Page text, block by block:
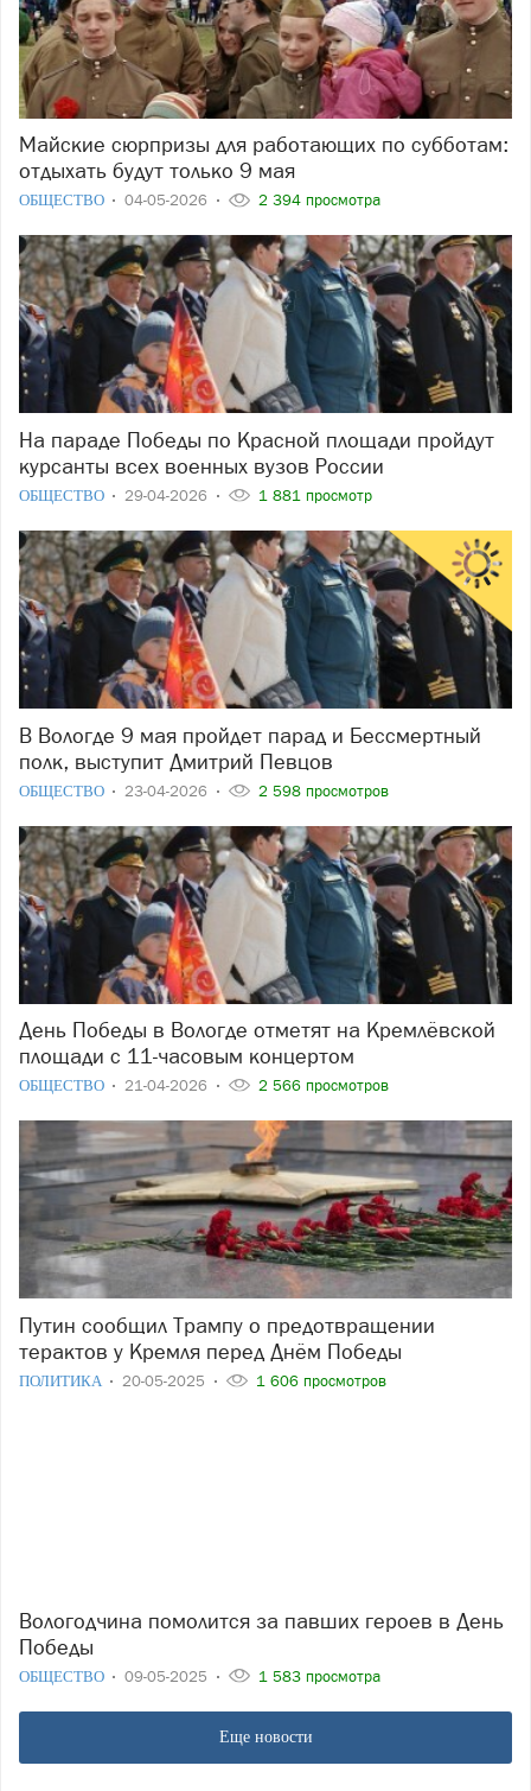
Майские сюрпризы для работающих по субботам:
отдыхать будут только 9 мая
ОБЩЕСТВО 04-05-2026 2 394 просмотра
На параде Победы по Красной площади пройдут
курсанты всех военных вузов России
ОБЩЕСТВО 29-04-2026 1 881 просмотр
В Вологде 9 мая пройдет парад и Бессмертный
полк, выступит Дмитрий Певцов
ОБЩЕСТВО 23-04-2026 2 598 просмотров
День Победы в Вологде отметят на Кремлёвской
площади с 11-часовым концертом
ОБЩЕСТВО 21-04-2026 2 566 просмотров
Путин сообщил Трампу о предотвращении
терактов у Кремля перед Днём Победы
ПОЛИТИКА 20-05-2025 1 606 просмотров
Вологодчина помолится за павших героев в День
Победы
ОБЩЕСТВО 09-05-2025 1 583 просмотра
Еще новости